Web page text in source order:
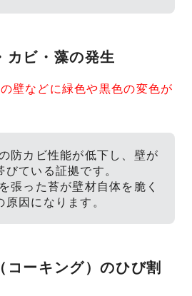
ビ・藻の発生
壁などに緑色や黒色の変色が
防カビ性能が低下し、壁が
ている証拠です。
張った苔が壁材自体を脆く
原因になります。
ーキング）のひび割